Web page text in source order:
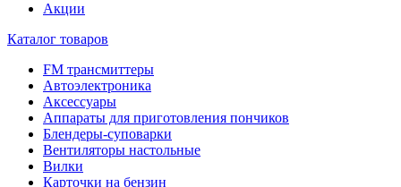
Акции
Каталог товаров
FM трансмиттеры
Автоэлектроника
Аксессуары
Аппараты для приготовления пончиков
Блендеры-суповарки
Вентиляторы настольные
Вилки
Карточки на бензин